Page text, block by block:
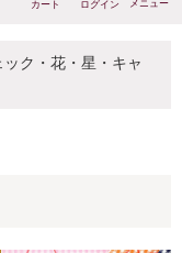
カート
ログイン メニュー
ク・花・星・キャ